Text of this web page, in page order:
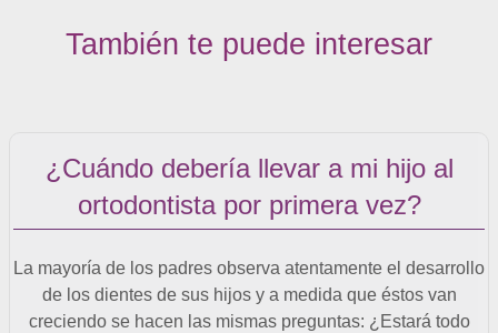
También te puede interesar
¿Cuándo debería llevar a mi hijo al
ortodontista por primera vez?
La mayoría de los padres observa atentamente el desarrollo
de los dientes de sus hijos y a medida que éstos van
creciendo se hacen las mismas preguntas: ¿Estará todo